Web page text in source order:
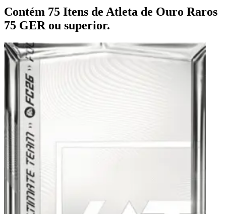
Contém 75 Itens de Atleta de Ouro Raros
75 GER ou superior.